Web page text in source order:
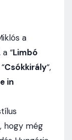
a
a “Limbó
Csókkirály“,
in
hogy még